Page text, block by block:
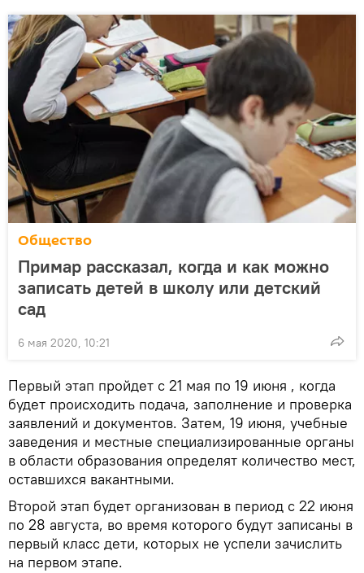
Общество
Примар рассказал, когда и как можно
записать детей в школу или детский
сад
6 мая 2020, 10:21
Первый этап пройдет с 21 мая по 19 июня , когда
будет происходить подача, заполнение и проверка
заявлений и документов. Затем, 19 июня, учебные
заведения и местные специализированные органы
в области образования определят количество мест,
оставшихся вакантными.
Второй этап будет организован в период с 22 июня
по 28 августа, во время которого будут записаны в
первый класс дети, которых не успели зачислить
на первом этапе.